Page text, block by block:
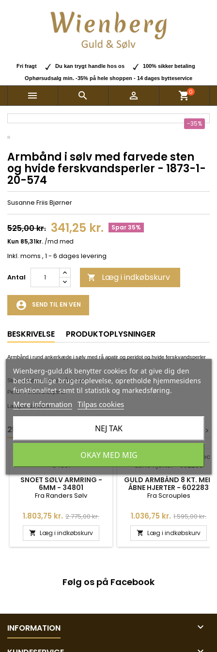
Fri fragt Du kan trygt handle hos os 100% sikker betaling
Ophørsudsalg min. -35% på hele shoppen - 14 dages bytteservice
   shopping_cart0
-35%
Armbånd i sølv med farvede sten
og hvide ferskvandsperler - 1873-1-
20-574
Susanne Friis Bjørner
525,00 kr. 341,25 kr. Spar 35%
Inkl. moms , 1 - 6 dages levering
Antal  Læg i indkøbskurv
account_circle SEND TIL EN VEN
BESKRIVELSE PRODUKTOPLYSNINGER
Armbånd i rund ankerkæde i sølv med rå apatir og peridotog hvide ferskvandsperler
Sten: peridot, apatir og rå peridot
Perler: Ferskvandsperler
Længde: 16-20cm
25 ANDRE VARER I DEN SAMME KATEGORI: >
SNOET SØLV ARMRING -
6MM - 34801
Fra Randers Sølv
Pris
1.803,75 kr. Normalpris
2.775,00 kr.
 Læg i indkøbskurv
-35%
GULD ARMBÅND 8 KT. MED
ÅBNE HJERTER - 602283
Fra Scrouples
Pris
1.036,75 kr. Normalpris
1.595,00 kr.
 Læg i indkøbskurv
Følg os på Facebook
INFORMATION 
Wienberg-guld.dk benytter cookies for at give dig den
bedst mulige brugeroplevelse, opretholde hjemmesidens
funktionalitet samt til statistik og markedsføring.
Mere information Tilpas cookies
NEJ TAK
OKAY MED MIG